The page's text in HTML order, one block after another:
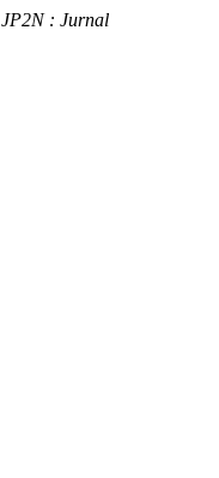
JP2N : Jurnal